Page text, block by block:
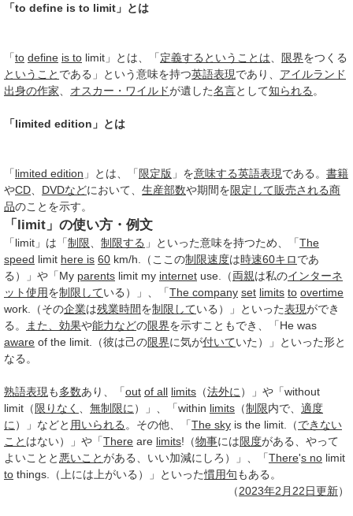
「to define is to limit」とは
「to define is to limit」とは、「定義する ということは 限界をつくる
ということ である」という意味を持つ英語表現であり、 アイルランド
出身の作家
オスカー・ワイルドが遺した名言として知られる 。
「limited edition」とは
「limited edition 」とは、「 限定版 」を意味する英語表現である。 書籍
やCD DVDなどにおいて、 生産部数や期間を限定して販売される商
品のことを示す。
「limit」の使い方・例文
「limit」は「制限 制限する 」といった意味を持つため、「The
speed limit here is 60 km/h.（ここの制限速度は時速60キロであ
る）」や「My parents limit my internet use.（両親は私のインターネ
ット使用を制限している）」、「The company set limits to overtime
work.（その企業は残業時間を制限している）」といった表現ができ
る。
また、 効果や能力などの限界を示すこともでき、「He was
aware of the limit.（彼は己の限界に気が付いていた）」といった形と
なる。
熟語表現 も多数あり、「out of all limits （法外に ）」や「without
limit（ 限りなく 無制限に ）」、「within limits （制限内で、 適度
に ）」などと 用いられる 。その他、「The sky is the limit.（できない
こと はない）」や「There are limits!（物事には限度がある、やって
よいことと 悪いことがある、いい加減にしろ）」、「There's no limit
to things.（上には上がいる）」といった慣用句もある。
（2023年2月22日更新）